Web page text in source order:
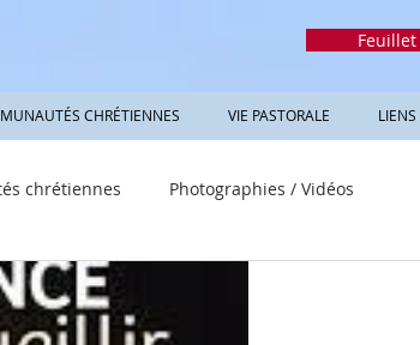
Feuillet
CHRÉTIENNES VIE PASTORALE
chrétiennes Photographies / Vidéos